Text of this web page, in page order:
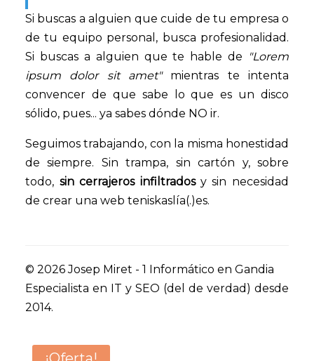
Si buscas a alguien que cuide de tu empresa o
de tu equipo personal, busca profesionalidad.
Si buscas a alguien que te hable de
"Lorem
ipsum dolor sit amet"mientras te intenta
convencer de que sabe lo que es un disco
sólido, pues... ya sabes dónde NO ir.
Seguimos trabajando, con la misma honestidad
de siempre. Sin trampa, sin cartón y, sobre
todo, sin cerrajeros infiltradosy sin necesidad
de crear una web teniskaslía(.)es.
© 2026 Josep Miret - 1 Informático en Gandia
Especialista en IT y SEO (del de verdad) desde
2014.